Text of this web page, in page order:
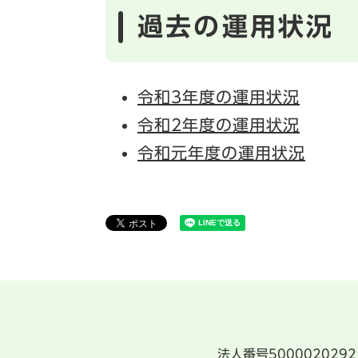
過去の運用状況
令和3年度の運用状況
令和2年度の運用状況
令和元年度の運用状況
法人番号